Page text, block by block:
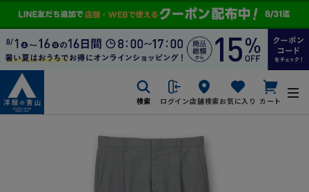
検索 ログイン店舗検索お気に入り カート